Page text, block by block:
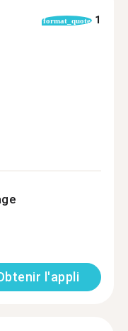
format_quote 1
l'appli